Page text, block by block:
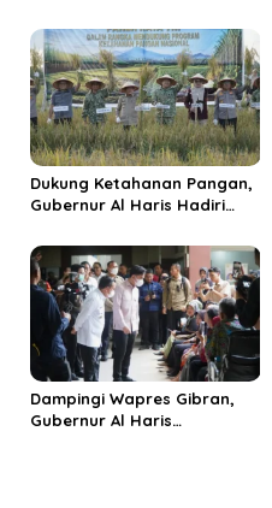
Ekonomi Rakyat
Dukung Ketahanan Pangan,
Gubernur Al Haris Hadiri
Kabupaten Tanjungjabung
Timur
Dampingi Wapres Gibran,
Gubernur Al Haris